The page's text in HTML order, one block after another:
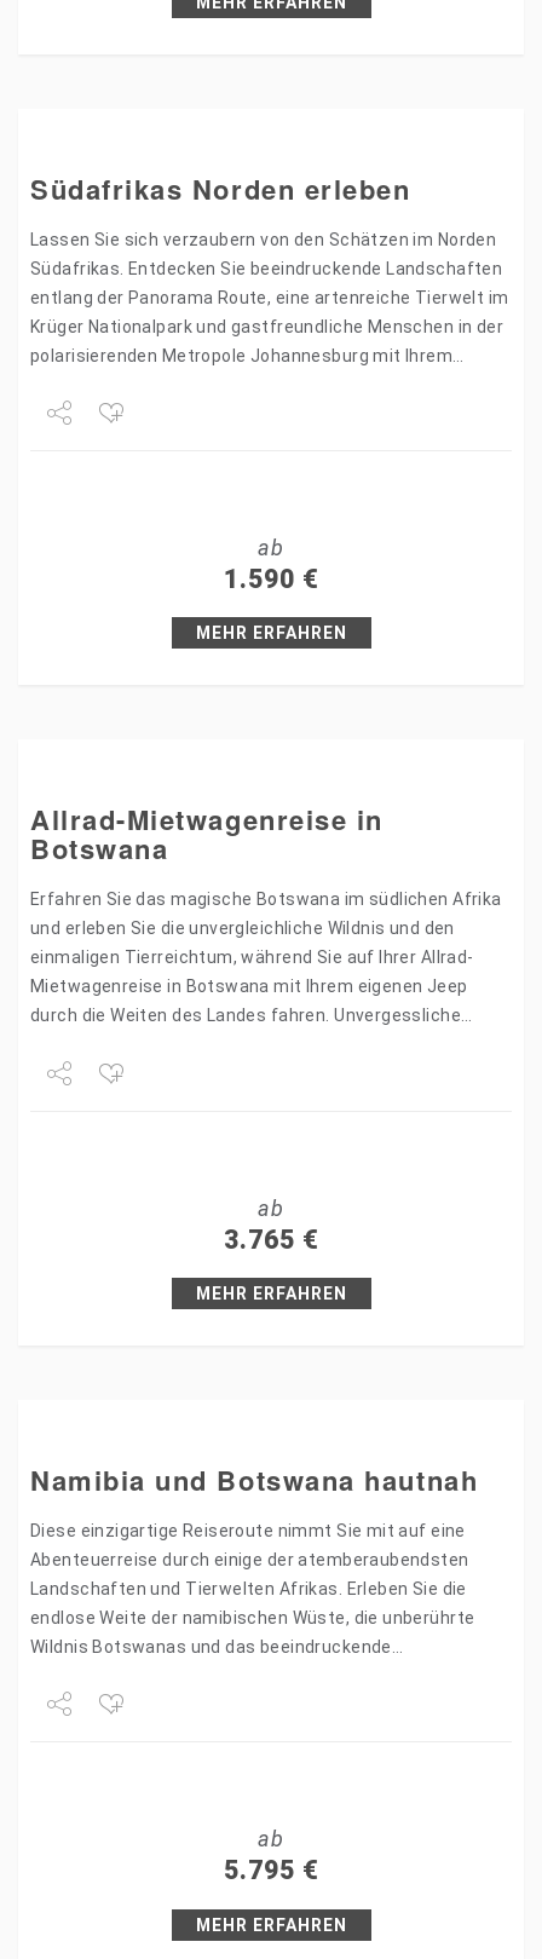
Südafrikas Norden erleben
Lassen Sie sich verzaubern von den Schätzen im Norden
Südafrikas. Entdecken Sie beeindruckende Landschaften
entlang der Panorama Route, eine artenreiche Tierwelt im
Krüger Nationalpark und gastfreundliche Menschen in der
polarisierenden Metropole Johannesburg mit Ihrem
ab
1.590 €
MEHR ERFAHREN
Allrad-Mietwagenreise in
Botswana
Erfahren Sie das magische Botswana im südlichen Afrika
und erleben Sie die unvergleichliche Wildnis und den
einmaligen Tierreichtum, während Sie auf Ihrer Allrad-
Mietwagenreise in Botswana mit Ihrem eigenen Jeep
durch die Weiten des Landes fahren. Unvergessliche
ab
3.765 €
MEHR ERFAHREN
Namibia und Botswana hautnah
Diese einzigartige Reiseroute nimmt Sie mit auf eine
Abenteuerreise durch einige der atemberaubendsten
Landschaften und Tierwelten Afrikas. Erleben Sie die
endlose Weite der namibischen Wüste, die unberührte
Wildnis Botswanas und das beeindruckende
eigenen…
ab
5.795 €
MEHR ERFAHREN